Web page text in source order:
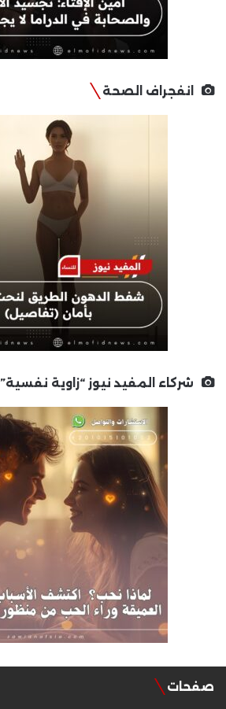
انفجراف الصحة
شركاء المفيد نيوز “زاوية نفسية”
صفحات